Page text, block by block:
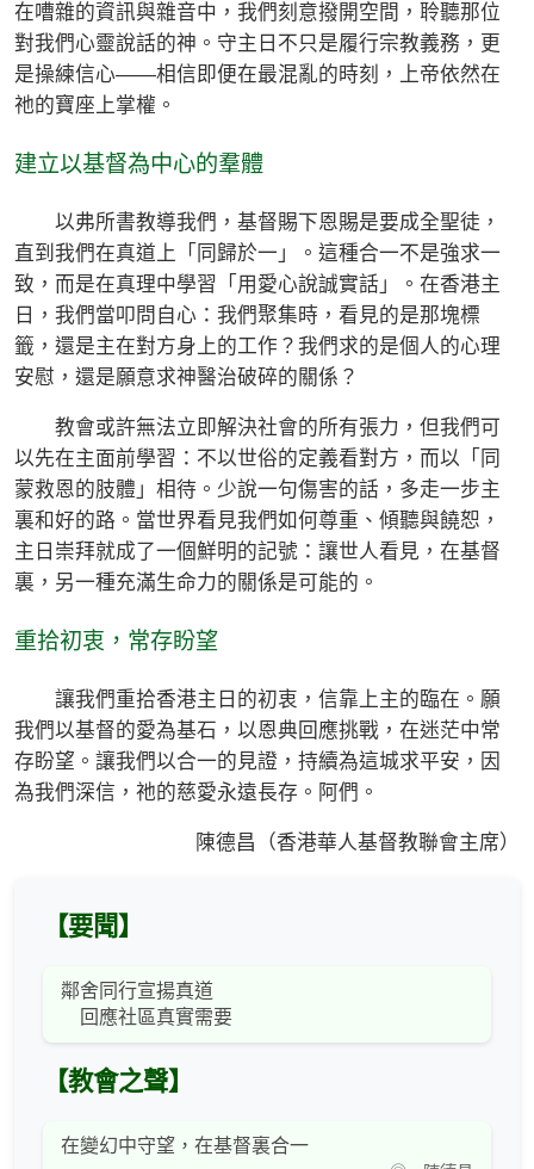
在嘈雜的資訊與雜音中，我們刻意撥開空間，聆聽那位
對我們心靈說話的神。守主日不只是履行宗教義務，更
是操練信心——相信即便在最混亂的時刻，上帝依然在
祂的寶座上掌權。
建立以基督為中心的羣體
以弗所書教導我們，基督賜下恩賜是要成全聖徒，
直到我們在真道上「同歸於一」。這種合一不是強求一
致，而是在真理中學習「用愛心說誠實話」。在香港主
日，我們當叩問自心：我們聚集時，看見的是那塊標
籤，還是主在對方身上的工作？我們求的是個人的心理
安慰，還是願意求神醫治破碎的關係？
教會或許無法立即解決社會的所有張力，但我們可
以先在主面前學習：不以世俗的定義看對方，而以「同
蒙救恩的肢體」相待。少說一句傷害的話，多走一步主
裏和好的路。當世界看見我們如何尊重、傾聽與饒恕，
主日崇拜就成了一個鮮明的記號：讓世人看見，在基督
裏，另一種充滿生命力的關係是可能的。
重拾初衷，常存盼望
讓我們重拾香港主日的初衷，信靠上主的臨在。願
我們以基督的愛為基石，以恩典回應挑戰，在迷茫中常
存盼望。讓我們以合一的見證，持續為這城求平安，因
為我們深信，祂的慈愛永遠長存。阿們。
陳德昌（香港華人基督教聯會主席）
【要聞】
鄰舍同行宣揚真道
回應社區真實需要
【教會之聲】
在變幻中守望，在基督裏合一